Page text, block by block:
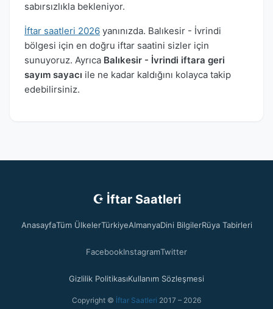
sabırsızlıkla bekleniyor.
İftar saatleri 2026 yanınızda. Balıkesir - İvrindi
bölgesi için en doğru iftar saatini sizler için
sunuyoruz. Ayrıca Balıkesir - İvrindi iftara geri
sayım sayacı ile ne kadar kaldığını kolayca takip
edebilirsiniz.
☪ İftar Saatleri
AnasayfaTüm ÜlkelerTürkiyeAlmanyaDini BilgilerRüya Tabirleri
FacebookInstagramTwitter
Gizlilik PolitikasıKullanım Sözleşmesi
Copyright © İftar Saatleri 2017 – 2026